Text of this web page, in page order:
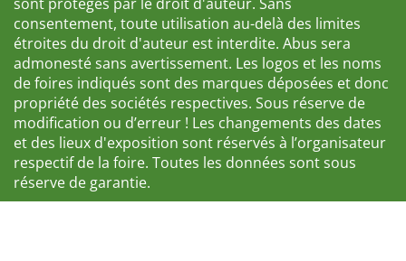
consentement, toute utilisation au-delà des limites
étroites du droit d'auteur est interdite. Abus sera
admonesté sans avertissement. Les logos et les noms
de foires indiqués sont des marques déposées et donc
propriété des sociétés respectives. Sous réserve de
modification ou d’erreur ! Les changements des dates
et des lieux d'exposition sont réservés à l’organisateur
respectif de la foire. Toutes les données sont sous
réserve de garantie.